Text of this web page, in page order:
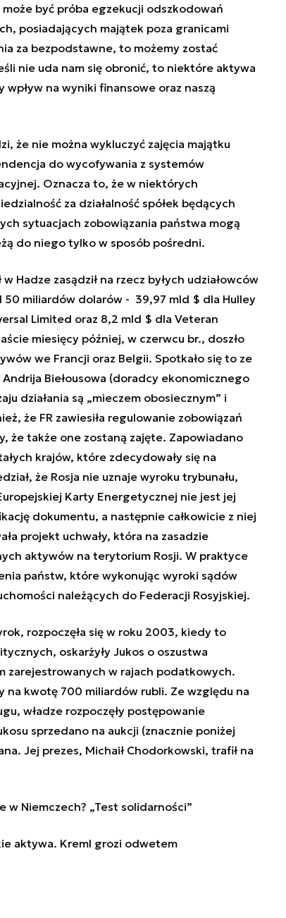
być próba egzekucji odszkodowań
posiadających majątek poza granicami
za bezpodstawne, to możemy zostać
nie uda nam się obronić, to niektóre aktywa
na wyniki finansowe oraz naszą
że nie można wykluczyć zajęcia majątku
do wycofywania z systemów
Oznacza to, że w niektórych
za działalność spółek będących
sytuacjach zobowiązania państwa mogą
do niego tylko w sposób pośredni.
Hadze zasądził na rzecz byłych udziałowców
miliardów dolarów - 39,97 mld $ dla Hulley
Limited oraz 8,2 mld $ dla Veteran
miesięcy później, w czerwcu br., doszło
we Francji oraz Belgii. Spotkało się to ze
Biełousowa (doradcy ekonomicznego
działania są „mieczem obosiecznym” i
że FR zawiesiła regulowanie zobowiązań
że także one zostaną zajęte. Zapowiadano
krajów, które zdecydowały się na
że Rosja nie uznaje wyroku trybunału,
Karty Energetycznej nie jest jej
dokumentu, a następnie całkowicie z niej
projekt uchwały, która na zasadzie
aktywów na terytorium Rosji. W praktyce
państw, które wykonując wyroki sądów
należących do Federacji Rosyjskiej.
rozpoczęła się w roku 2003, kiedy to
oskarżyły Jukos o oszustwa
zarejestrowanych w rajach podatkowych.
na kwotę 700 miliardów rubli. Ze względu na
władze rozpoczęły postępowanie
sprzedano na aukcji (znacznie poniżej
Jej prezes, Michaił Chodorkowski, trafił na
w Niemczech? „Test solidarności”
aktywa. Kreml grozi odwetem